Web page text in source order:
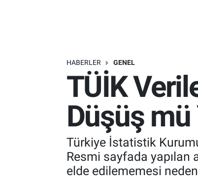
HABERLER GENEL
TÜİK
Düşüş mü
Türkiye İstatistik
Resmi sayfada yapılan
elde edilememesi